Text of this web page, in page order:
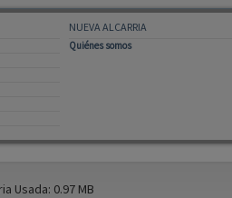
NUEVA ALCARRIA
Quiénes somos
Usada: 0.97 MB